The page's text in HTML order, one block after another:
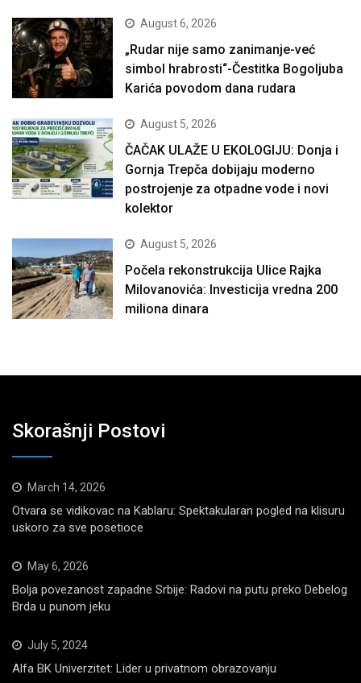
August 6, 2026
„Rudar nije samo zanimanje-već
simbol hrabrosti“-Čestitka Bogoljuba
Karića povodom dana rudara
August 5, 2026
ČAČAK ULAŽE U EKOLOGIJU: Donja i
Gornja Trepča dobijaju moderno
postrojenje za otpadne vode i novi
kolektor
August 5, 2026
Počela rekonstrukcija Ulice Rajka
Milovanovića: Investicija vredna 200
miliona dinara
Skorašnji Postovi
March 14, 2026
Otvara se vidikovac na Kablaru: Spektakularan pogled na klisuru
uskoro za sve posetioce
May 6, 2026
Bolja povezanost zapadne Srbije: Radovi na putu preko Debelog
Brda u punom jeku
July 5, 2024
Alfa BK Univerzitet: Lider u privatnom obrazovanju